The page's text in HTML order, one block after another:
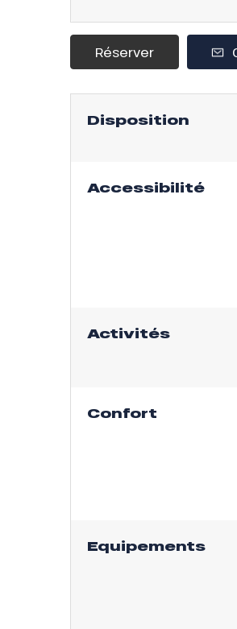
Réserver
Disposition
Accessibilité
Activités
Confort
Equipements